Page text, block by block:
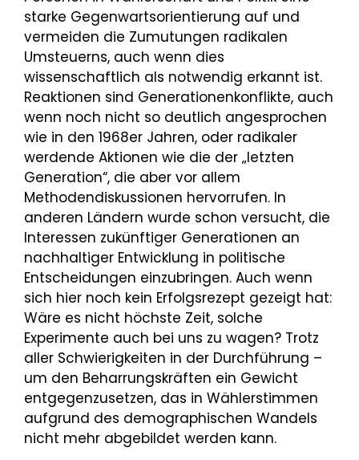
starke Gegenwartsorientierung auf und
vermeiden die Zumutungen radikalen
Umsteuerns, auch wenn dies
wissenschaftlich als notwendig erkannt ist.
Reaktionen sind Generationenkonflikte, auch
wenn noch nicht so deutlich angesprochen
wie in den 1968er Jahren, oder radikaler
werdende Aktionen wie die der „letzten
Generation“, die aber vor allem
Methodendiskussionen hervorrufen. In
anderen Ländern wurde schon versucht, die
Interessen zukünftiger Generationen an
nachhaltiger Entwicklung in politische
Entscheidungen einzubringen. Auch wenn
sich hier noch kein Erfolgsrezept gezeigt hat:
Wäre es nicht höchste Zeit, solche
Experimente auch bei uns zu wagen? Trotz
aller Schwierigkeiten in der Durchführung –
um den Beharrungskräften ein Gewicht
entgegenzusetzen, das in Wählerstimmen
aufgrund des demographischen Wandels
nicht mehr abgebildet werden kann.